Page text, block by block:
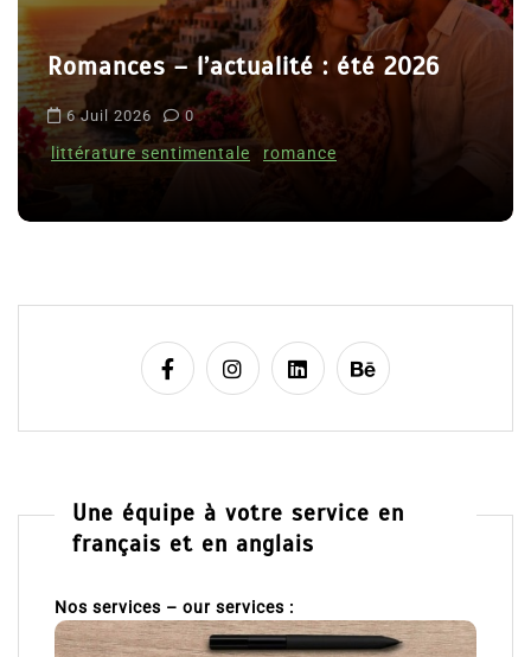
r
t
i
c
e
Le coupable n’est pas Camille de
Clara Delcourt
Une équipe à votre service en
français et en anglais
Nos services – our services :